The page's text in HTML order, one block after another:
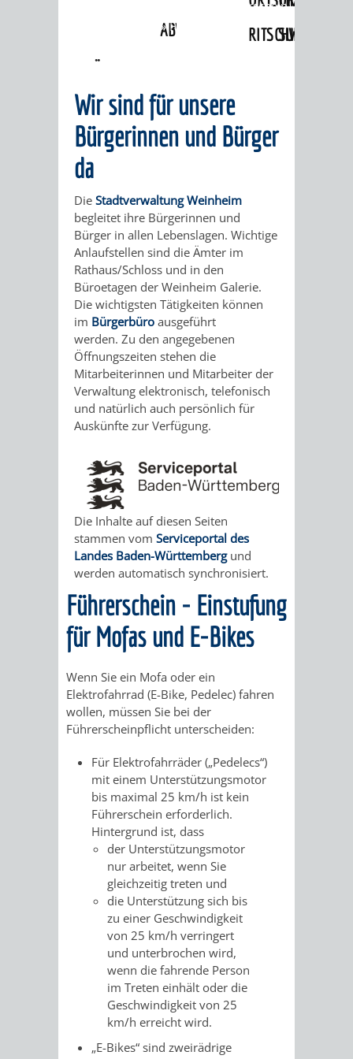
ABWASSERBESEITIGUNG
115
BERATUNG
UND
KINDER
UND
JUGENDLICHE
SENIOREN
BETREUUNG
UND
PFLEGE
FREIZEITANGEBOTE
BERATUNG
UND
HILFE
MENSCHEN
BEHINDERUNG
MENSCHEN
DEMENZ
MIGRANTEN
/
FLÜCHTLINGE
BAUHERREN
BAUHERRENBERATUNG
GRUNDSTÜCKSWERTERMITTLUNG
DENKMALSCHUTZ
AUFGABEN
UNTEREN
DENKMALSCHUTZBEHÖRDE
STEUERVORTEILE
SATZUNGEN
IM
BEREICH
DENKMALSCHUTZ
GENEHMIGUNGSVERFAHREN
TAG
DES
OFFENEN
DENKMALS
VERKAUF
STÄDTISCHER
VERKAUF
STÄDTISCHER
HÄUSER
/
LIEGENSCHAFTEN
ABWASSERBESEITIGUNG
ERSCHLIESSUNGSBEITRAG
ANTRAGSVERFAHREN
VERMIETE
RITSCHWEIER
SULZBACH
UND
BEIRÄTE
FÜR
TECHNIK,
UMWELT
UND
STADTENTWICKLUNG
BERATUNGSERGEBNISSE
KINDER-
UND
TAGESORDNUNG
/
UMLEGUNGSAUSSCHUSS
BERATENDE
/
BÜRGERMEISTER
/
DEZERNATE
ÄMTER
AMT
FÜR
Führerschein
»Führerschein -
Wir sind für unsere
Bürgerinnen und Bürger
da
Die Stadtverwaltung Weinheim
begleitet ihre Bürgerinnen und
Bürger in allen Lebenslagen. Wichtige
Anlaufstellen sind die Ämter im
Rathaus/Schloss und in den
Büroetagen der Weinheim Galerie.
Die wichtigsten Tätigkeiten können
im Bürgerbüro ausgeführt
werden. Zu den angegebenen
Öffnungszeiten stehen die
Mitarbeiterinnen und Mitarbeiter der
Verwaltung elektronisch, telefonisch
und natürlich auch persönlich für
Auskünfte zur Verfügung.
Die Inhalte auf diesen Seiten
stammen vom Serviceportal des
Landes Baden-Württembergund
werden automatisch synchronisiert.
Führerschein - Einstufung
für Mofas und E-Bikes
Wenn Sie ein Mofa oder ein
Elektrofahrrad (E-Bike, Pedelec) fahren
wollen, müssen Sie bei der
Führerscheinpflicht unterscheiden:
Für Elektrofahrräder („Pedelecs“)
mit einem Unterstützungsmotor
bis maximal 25 km/h ist kein
Führerschein erforderlich.
Hintergrund ist, dass
der Unterstützungsmotor
nur arbeitet, wenn Sie
gleichzeitig treten und
die Unterstützung sich bis
zu einer Geschwindigkeit
von 25 km/h verringert
und unterbrochen wird,
wenn die fahrende Person
im Treten einhält oder die
Geschwindigkeit von 25
km/h erreicht wird.
„E-Bikes“ sind zweirädrige